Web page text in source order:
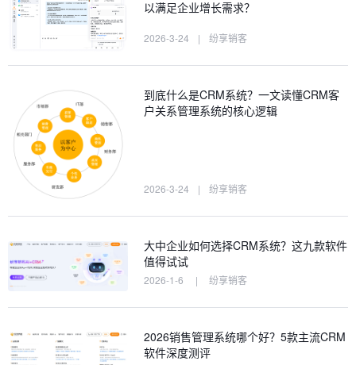
以满足企业增长需求？
2026-3-24 | 纷享销客
到底什么是CRM系统？一文读懂CRM客
户关系管理系统的核心逻辑
2026-3-24 | 纷享销客
大中企业如何选择CRM系统？这九款软件
值得试试
2026-1-6 | 纷享销客
2026销售管理系统哪个好？5款主流CRM
软件深度测评